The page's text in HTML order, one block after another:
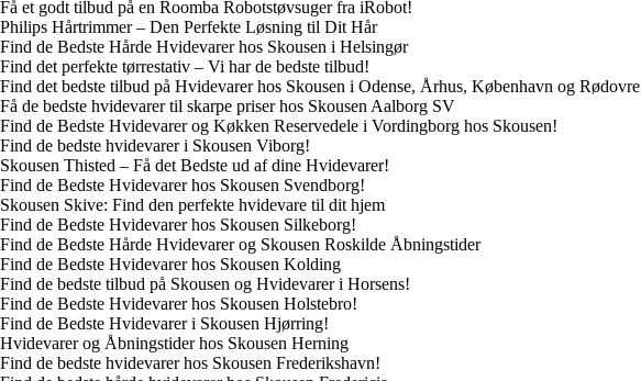
Få et godt tilbud på en Roomba Robotstøvsuger fra iRobot!
Philips Hårtrimmer – Den Perfekte Løsning til Dit Hår
Find de Bedste Hårde Hvidevarer hos Skousen i Helsingør
Find det perfekte tørrestativ – Vi har de bedste tilbud!
Find det bedste tilbud på Hvidevarer hos Skousen i Odense, Århus, København og Rødovre
Få de bedste hvidevarer til skarpe priser hos Skousen Aalborg SV
Find de Bedste Hvidevarer og Køkken Reservedele i Vordingborg hos Skousen!
Find de bedste hvidevarer i Skousen Viborg!
Skousen Thisted – Få det Bedste ud af dine Hvidevarer!
Find de Bedste Hvidevarer hos Skousen Svendborg!
Skousen Skive: Find den perfekte hvidevare til dit hjem
Find de Bedste Hvidevarer hos Skousen Silkeborg!
Find de Bedste Hårde Hvidevarer og Skousen Roskilde Åbningstider
Find de Bedste Hvidevarer hos Skousen Kolding
Find de bedste tilbud på Skousen og Hvidevarer i Horsens!
Find de Bedste Hvidevarer hos Skousen Holstebro!
Find de Bedste Hvidevarer i Skousen Hjørring!
Hvidevarer og Åbningstider hos Skousen Herning
Find de bedste hvidevarer hos Skousen Frederikshavn!